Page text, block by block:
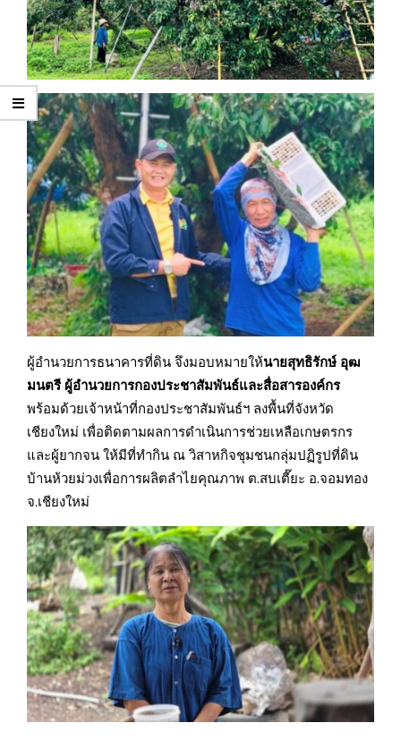
ผู้อำนวยการธนาคารที่ดิน จึงมอบหมายให้นายสุทธิรักษ์ อุฒ
มนตรี ผู้อำนวยการกองประชาสัมพันธ์และสื่อสารองค์กร
พร้อมด้วยเจ้าหน้าที่กองประชาสัมพันธ์ฯ ลงพื้นที่จังหวัด
เชียงใหม่ เพื่อติดตามผลการดำเนินการช่วยเหลือเกษตรกร
และผู้ยากจน ให้มีที่ทำกิน ณ วิสาหกิจชุมชนกลุ่มปฏิรูปที่ดิน
บ้านห้วยม่วงเพื่อการผลิตลำไยคุณภาพ ต.สบเตี๊ยะ อ.จอมทอง
จ.เชียงใหม่